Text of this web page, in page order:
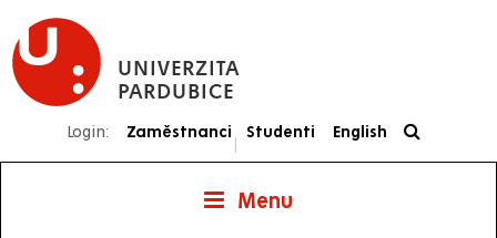
Přejít
hlavnímu
UNIVERZITA
PARDUBICE
Login: Zaměstnanci
|
Studenti English
Menu